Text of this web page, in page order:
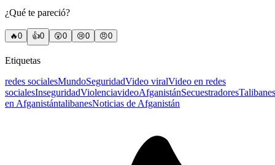
¿Qué te pareció?
🔥0 👍0 😲0 😢0 😠0
Etiquetas
redes socialesMundoSeguridadVideo viralVideo en redes
socialesInseguridadViolenciavideoAfganistánSecuestradoresTalibanes
en AfganistántalibanesNoticias de Afganistán